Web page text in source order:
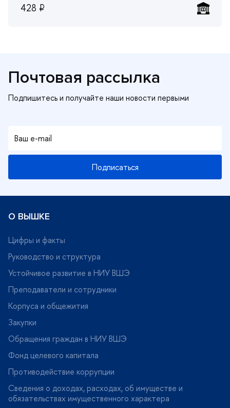
428 ₽
Почтовая рассылка
Подписаться
О ВЫШКЕ
Цифры и факты
Руководство и структура
Устойчивое развитие в НИУ ВШЭ
Преподаватели и сотрудники
Корпуса и общежития
Закупки
Обращения граждан в НИУ ВШЭ
Фонд целевого капитала
Противодействие коррупции
Сведения о доходах, расходах, об имуществе и
обязательствах имущественного характера